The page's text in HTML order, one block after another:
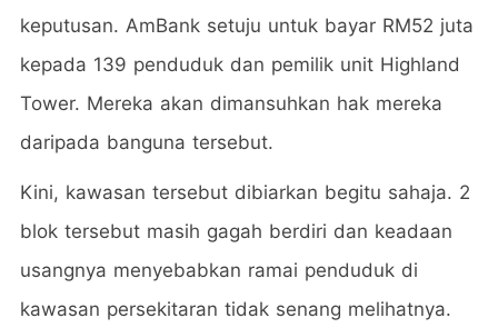
keputusan. AmBank setuju untuk bayar RM52 juta
kepada 139 penduduk dan pemilik unit Highland
Tower. Mereka akan dimansuhkan hak mereka
daripada banguna tersebut.
Kini, kawasan tersebut dibiarkan begitu sahaja. 2
blok tersebut masih gagah berdiri dan keadaan
usangnya menyebabkan ramai penduduk di
kawasan persekitaran tidak senang melihatnya.